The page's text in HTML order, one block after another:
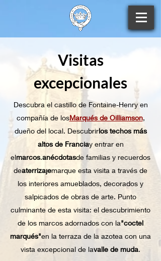
Visitas
excepcionales
Descubra el castillo de Fontaine-Henry en
compañía de losMarqués de Oilliamson,
dueño del local. Descubrirlos techos más
altos de Franciay entrar en
elmarcos.anécdotasde familias y recuerdos
deaterrizajemarque esta visita a través de
los interiores amueblados, decorados y
salpicados de obras de arte. Punto
culminante de esta visita: el descubrimiento
de los marcos adornados con la"coctel
marqués"en la terraza de la azotea con una
vista excepcional de lavalle de muda.